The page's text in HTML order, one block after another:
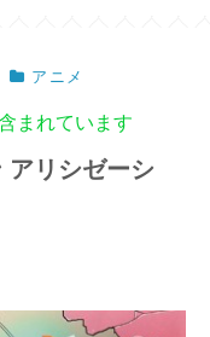
アニメ
まれています
アリシゼーシ